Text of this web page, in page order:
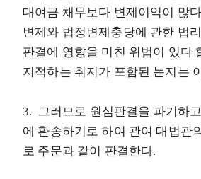
대여금 채무보다 변제이익이 많
변제와 법정변제충당에 관한 법
판결에 영향을 미친 위법이 있다
지적하는 취지가 포함된 논지는
3. 그러므로 원심판결을 파기하
에 환송하기로 하여 관여 대법관
로 주문과 같이 판결한다.